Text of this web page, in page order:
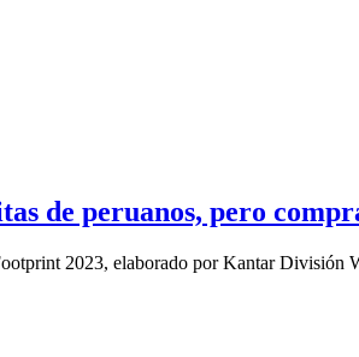
de peruanos, pero
2023, elaborado por Kantar División